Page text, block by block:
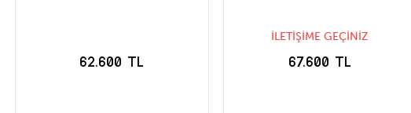
62.600 TL
İLETİŞİME GEÇİNİZ
67.600 TL